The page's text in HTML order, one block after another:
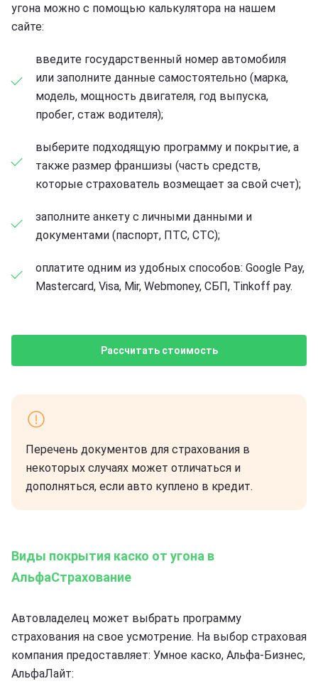
угона можно с помощью калькулятора на нашем
сайте:
введите государственный номер автомобиля
или заполните данные самостоятельно (марка,
модель, мощность двигателя, год выпуска,
пробег, стаж водителя);
выберите подходящую программу и покрытие, а
также размер франшизы (часть средств,
которые страхователь возмещает за свой счет);
заполните анкету с личными данными и
документами (паспорт, ПТС, СТС);
оплатите одним из удобных способов: Google Pay,
Mastercard, Visa, Mir, Webmoney, СБП, Tinkoff pay.
Рассчитать стоимость
Перечень документов для страхования в
некоторых случаях может отличаться и
дополняться, если авто куплено в кредит.
Виды покрытия каско от угона в
АльфаСтрахование
Автовладелец может выбрать программу
страхования на свое усмотрение. На выбор страховая
компания предоставляет: Умное каско, Альфа-Бизнес,
АльфаЛайт: